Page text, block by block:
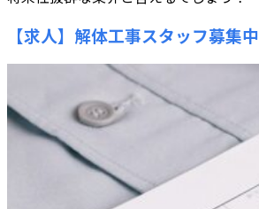
【求人】解体工事スタッフ募集中